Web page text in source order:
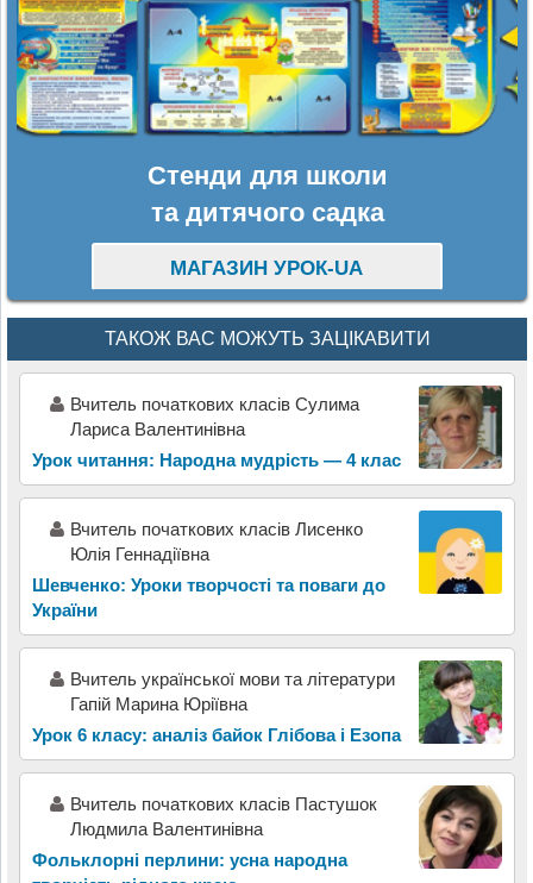
Стенди для школи
та дитячого садка
МАГАЗИН УРОК-UA
ТАКОЖ ВАС МОЖУТЬ ЗАЦІКАВИТИ
Вчитель початкових класів Сулима
Лариса Валентинівна
Урок читання: Народна мудрість — 4 клас
Вчитель початкових класів Лисенко
Юлія Геннадіївна
Шевченко: Уроки творчості та поваги до
України
Вчитель української мови та літератури
Гапій Марина Юріївна
Урок 6 класу: аналіз байок Глібова і Езопа
Вчитель початкових класів Пастушок
Людмила Валентинівна
Фольклорні перлини: усна народна